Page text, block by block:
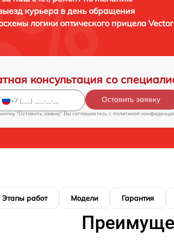
курьера в день обращения
логики оптического прицела
консультация со
Оставить заявку
"Оставить заявку" Вы соглашаетесь c политикой
Этапы работ Модели Гарантия